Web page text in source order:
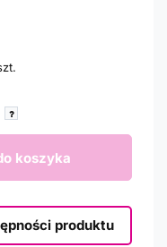
koszyka
produktu